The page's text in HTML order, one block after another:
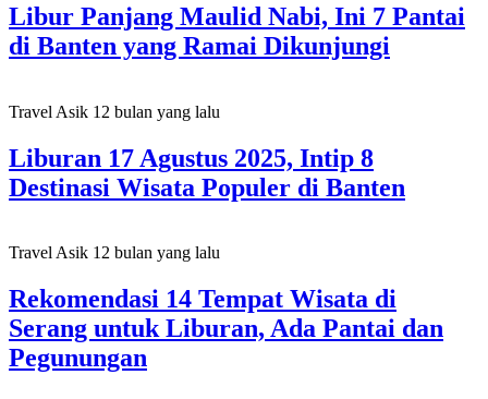
Libur Panjang Maulid Nabi, Ini 7 Pantai
di Banten yang Ramai Dikunjungi
Travel Asik 12 bulan yang lalu
Liburan 17 Agustus 2025, Intip 8
Destinasi Wisata Populer di Banten
Travel Asik 12 bulan yang lalu
Rekomendasi 14 Tempat Wisata di
Serang untuk Liburan, Ada Pantai dan
Pegunungan